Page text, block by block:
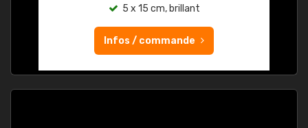
5 x 15 cm, brillant
Infos / commande